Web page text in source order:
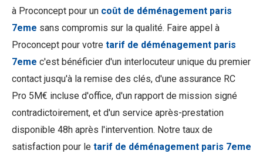
à Proconcept pour un coût de déménagement paris
7eme sans compromis sur la qualité. Faire appel à
Proconcept pour votre tarif de déménagement paris
7eme c'est bénéficier d'un interlocuteur unique du premier
contact jusqu'à la remise des clés, d'une assurance RC
Pro 5M€ incluse d'office, d'un rapport de mission signé
contradictoirement, et d'un service après-prestation
disponible 48h après l'intervention. Notre taux de
satisfaction pour le tarif de déménagement paris 7eme